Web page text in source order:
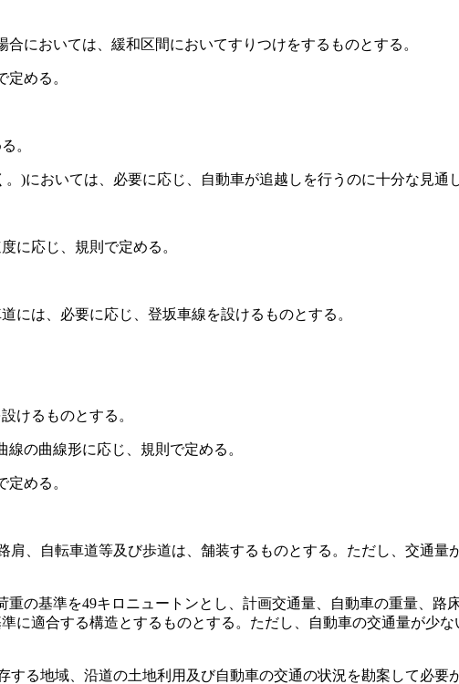
においては、緩和区間においてすりつけをするものとする。
める。
。
。)においては、必要に応じ、自動車が追越しを行うのに十分な見通
に応じ、規則で定める。
には、必要に応じ、登坂車線を設けるものとする。
けるものとする。
の曲線形に応じ、規則で定める。
める。
肩、自転車道等及び歩道は、舗装するものとする。 ただし、交通量
の基準を49キロニュートンとし、計画交通量、自動車の重量、
に適合する構造とするものとする。 ただし、自動車の交通量が少
する地域、沿道の土地利用及び自動車の交通の状況を勘案して必